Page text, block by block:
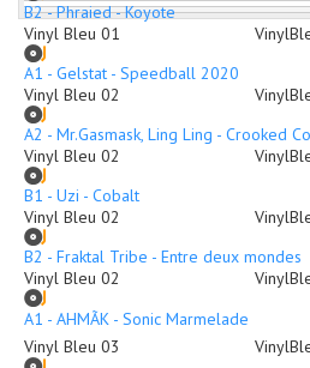
B2 - Phraied - Koyote
Vinyl Bleu 01
A1 - Gelstat - Speedball 2020
Vinyl Bleu 02
A2 - Mr.Gasmask, Ling Ling - Crooked
Vinyl Bleu 02
B1 - Uzi - Cobalt
Vinyl Bleu 02
B2 - Fraktal Tribe - Entre deux mondes
Vinyl Bleu 02
A1 - AHMÃK - Sonic Marmelade
Vinyl Bleu 03